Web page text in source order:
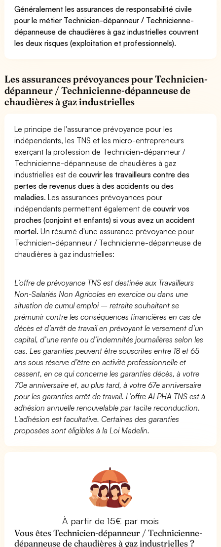
Généralement les assurances de responsabilité civile
pour le métier Technicien-dépanneur / Technicienne-
dépanneuse de chaudières à gaz industrielles couvrent
les deux risques (exploitation et professionnels).
Les assurances prévoyances pour Technicien-
dépanneur / Technicienne-dépanneuse de
chaudières à gaz industrielles
Le principe de l'assurance prévoyance pour les
indépendants, les TNS et les micro-entrepreneurs
exerçant la profession de Technicien-dépanneur /
Technicienne-dépanneuse de chaudières à gaz
industrielles est decouvrir les travailleurs contre des
pertes de revenus dues à des accidents ou des
maladies. Les assurances prévoyances pour
indépendants permettent également decouvrir vos
proches (conjoint et enfants) si vous avez un accident
mortel. Un résumé d'une assurance prévoyance pour
Technicien-dépanneur / Technicienne-dépanneuse de
chaudières à gaz industrielles:
L’offre de prévoyance TNS est destinée aux Travailleurs
Non-Salariés Non Agricoles en exercice ou dans une
situation de cumul emploi – retraite souhaitant se
prémunir contre les conséquences financières en cas de
décès et d’arrêt de travail en prévoyant le versement d’un
capital, d’une rente ou d’indemnités journalières selon les
cas. Les garanties peuvent être souscrites entre 18 et 65
ans sous réserve d’être en activité professionnelle et
cessent, en ce qui concerne les garanties décès, à votre
70e anniversaire et, au plus tard, à votre 67e anniversaire
pour les garanties arrêt de travail. L’offre ALPHA TNS est à
adhésion annuelle renouvelable par tacite reconduction.
L’adhésion est facultative. Certaines des garanties
proposées sont éligibles à la Loi Madelin.
À partir de 15€ par mois
Vous êtes Technicien-dépanneur / Technicienne-
dépanneuse de chaudières à gaz industrielles ?